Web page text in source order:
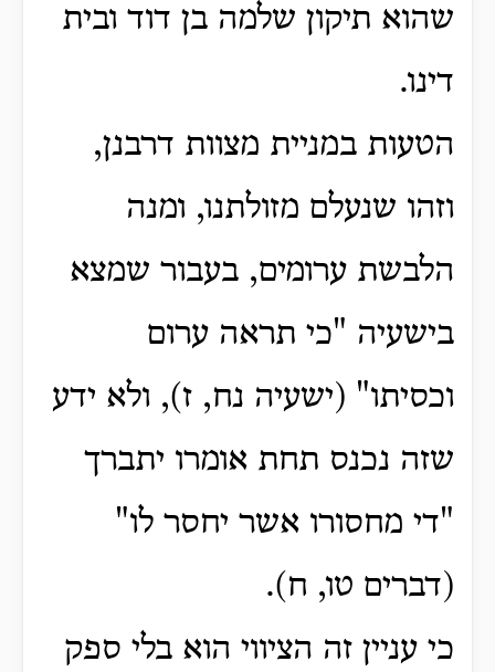
שהוא תיקון שלמה בן דוד ובית
דינו.
הטעות במניית מצוות דרבנן,
וזהו שנעלם מזולתנו, ומנה
הלבשת ערומים, בעבור שמצא
בישעיה "כי תראה ערום
וכסיתו" (ישעיה נח, ז), ולא ידע
שזה נכנס תחת אומרו יתברך
"די מחסורו אשר יחסר לו"
(דברים טו, ח).
כי עניין זה הציווי הוא בלי ספק